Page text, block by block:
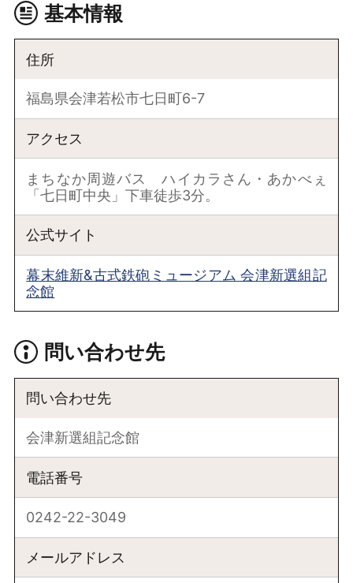
基本情報
住所
福島県会津若松市七日町6-7
アクセス
まちなか周遊バス ハイカラさん・あかべぇ
「七日町中央」下車徒歩3分。
公式サイト
幕末維新&古式鉄砲ミュージアム 会津新選組記
念館
問い合わせ先
問い合わせ先
会津新選組記念館
電話番号
0242-22-3049
メールアドレス